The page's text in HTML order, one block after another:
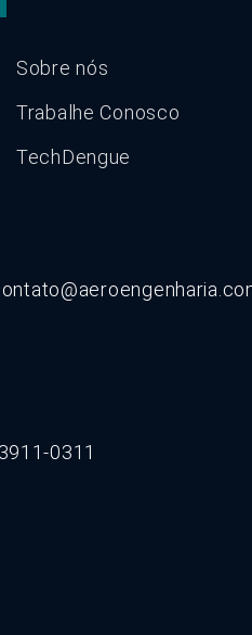
Sobre nós
Trabalhe Conosco
TechDengue
0311